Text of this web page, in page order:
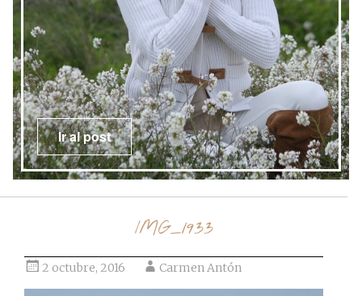
Ir al post
IMG_1933
2 octubre, 2016 Carmen Antón